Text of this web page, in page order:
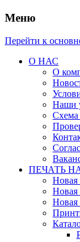
Меню
Перейти к
О НАС
О
Наши
Схема
ПЕЧАТЬ
Новая
Новая
Новая